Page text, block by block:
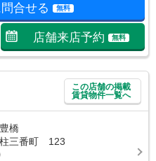
合せる 無料
店舗来店予約 無料
この店舗の掲載
賃貸物件一覧へ
橋
三番町 123